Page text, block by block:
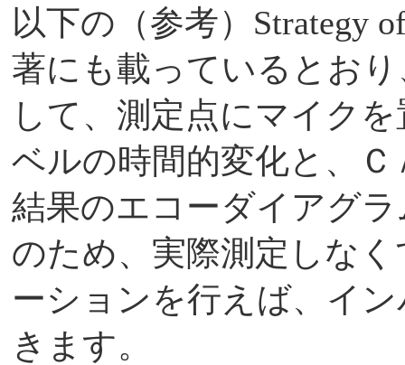
以下の（参考）Strategy
著にも載っているとお
して、測定点にマイク
ベルの時間的変化と、
結果のエコーダイアグ
のため、実際測定しな
ーションを行えば、イ
きます。